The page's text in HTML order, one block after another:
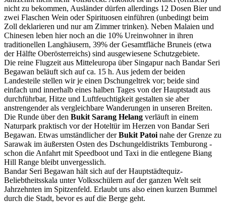
nicht zu bekommen, Ausländer dürfen allerdings 12 Dosen Bier und
zwei Flaschen Wein oder Spirituosen einführen (unbedingt beim
Zoll deklarieren und nur am Zimmer trinken). Neben Malaien und
Chinesen leben hier noch an die 10% Ureinwohner in ihren
traditionellen Langhäusern, 39% der Gesamtfläche Bruneis (etwa
der Hälfte Oberösterreichs) sind ausgewiesene Schutzgebiete.
Die reine Flugzeit aus Mitteleuropa über Singapur nach Bandar Seri
Begawan beläuft sich auf ca. 15 h. Aus jedem der beiden
Landesteile stellen wir je einen Dschungeltrek vor; beide sind
einfach und innerhalb eines halben Tages von der Hauptstadt aus
durchführbar, Hitze und Luftfeuchtigkeit gestalten sie aber
anstrengender als vergleichbare Wanderungen in unseren Breiten.
Die Runde über den Bukit Sarang Helang verläuft in einem
Naturpark praktisch vor der Hoteltür im Herzen von Bandar Seri
Begawan. Etwas umständlicher derBukit Patoi nahe der Grenze zu
Sarawak im äußersten Osten des Dschungeldistrikts Temburong -
schon die Anfahrt mit Speedboot und Taxi in die entlegene Biang
Hill Range bleibt unvergesslich.
Bandar Seri Begawan hält sich auf der Hauptstädtequiz-
Beliebtheitsskala unter Volksschülern auf der ganzen Welt seit
Jahrzehnten im Spitzenfeld. Erlaubt uns also einen kurzen Bummel
durch die Stadt, bevor es auf die Berge geht.